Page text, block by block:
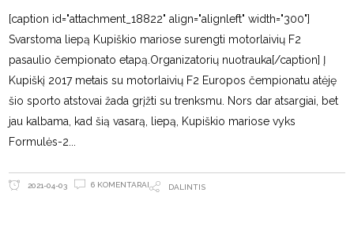
[caption id="attachment_18822" align="alignleft" width="300"]
Svarstoma liepą Kupiškio mariose surengti motorlaivių F2
pasaulio čempionato etapą.Organizatorių nuotrauka[/caption] Į
Kupiškį 2017 metais su motorlaivių F2 Europos čempionatu atėję
šio sporto atstovai žada grįžti su trenksmu. Nors dar atsargiai, bet
jau kalbama, kad šią vasarą, liepą, Kupiškio mariose vyks
Formulės-2
2021-04-03 6 KOMENTARAI DALINTIS